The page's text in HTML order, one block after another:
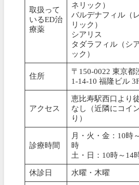
取扱って
いるED治
療薬
ネリック）
バルデナフィル（
リック）
シアリス
タダラフィル（シ
ック）
住所
〒150-0022 東京都
1-14-10 福隆ビル
アクセス
恵比寿駅西口より
なし（近隣にコイ
り）
診療時間
月・火・金：10時
時
土・日：10時～14
休診日 水曜・木曜